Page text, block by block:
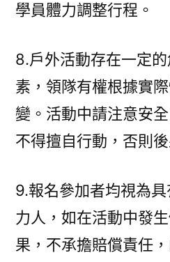
學員體力調整行程。
8.戶外活動存在一定
素，領隊有權根據實
變。活動中請注意安
不得擅自行動，否則後
9.報名參加者均視為
力人，如在活動中發
果，不承擔賠償責任